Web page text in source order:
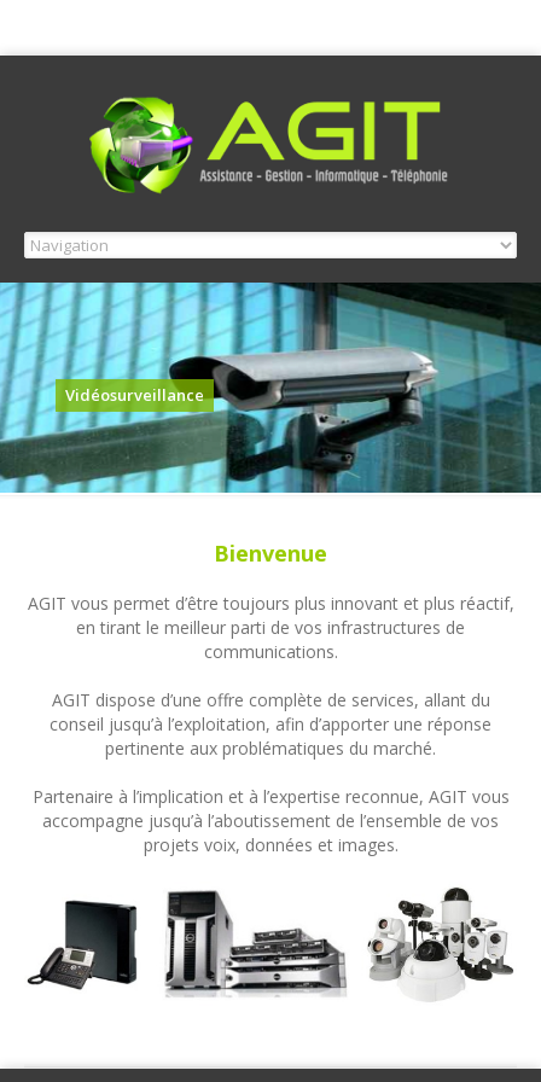
Vidéosurveillance
Bienvenue
AGIT vous permet d’être toujours plus innovant et plus réactif,
en tirant le meilleur parti de vos infrastructures de
communications.
AGIT dispose d’une offre complète de services, allant du
conseil jusqu’à l’exploitation, afin d’apporter une réponse
pertinente aux problématiques du marché.
Partenaire à l’implication et à l’expertise reconnue, AGIT vous
accompagne jusqu’à l’aboutissement de l’ensemble de vos
projets voix, données et images.